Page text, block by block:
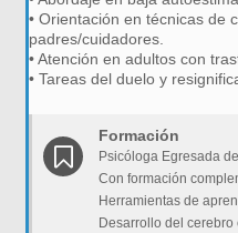
• Orientación en técnicas de
padres/cuidadores.
• Atención en adultos con
• Tareas del duelo y
Formación
Psicóloga Egresada
Con formación
Herramientas de
Desarrollo del